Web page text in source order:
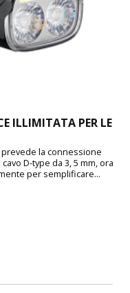
ILLIMITATA PER LE
la connessione
D-type da 3, 5 mm, ora
per semplificare...